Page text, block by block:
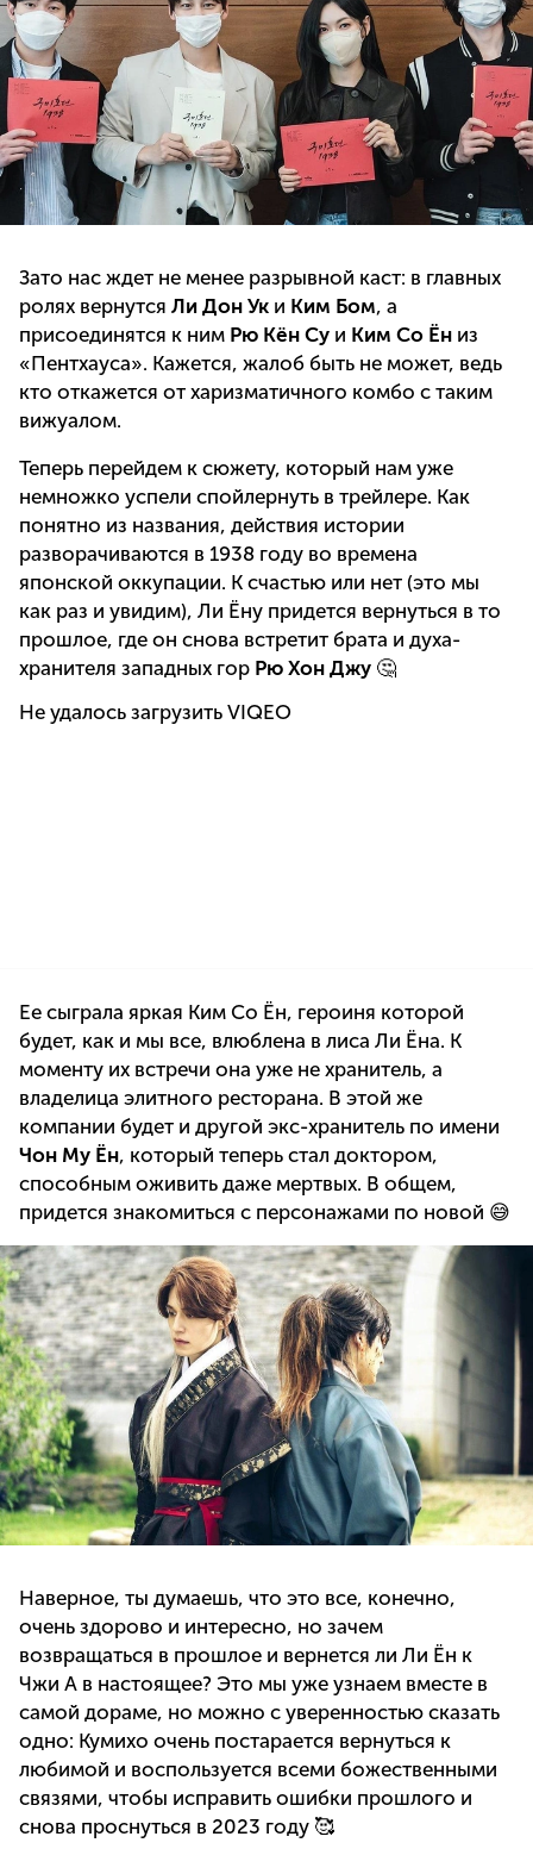
Зато нас ждет не менее разрывной каст: в главных
ролях вернутся Ли Дон Ук и Ким Бом, а
присоединятся к ним Рю Кён Су и Ким Со Ён из
«Пентхауса». Кажется, жалоб быть не может, ведь
кто откажется от харизматичного комбо с таким
вижуалом.
Теперь перейдем к сюжету, который нам уже
немножко успели спойлернуть в трейлере. Как
понятно из названия, действия истории
разворачиваются в 1938 году во времена
японской оккупации. К счастью или нет (это мы
как раз и увидим), Ли Ёну придется вернуться в то
прошлое, где он снова встретит брата и духа-
хранителя западных гор Рю Хон Джу 🤔
Не удалось загрузить VIQEO
Ее сыграла яркая Ким Со Ён, героиня которой
будет, как и мы все, влюблена в лиса Ли Ёна. К
моменту их встречи она уже не хранитель, а
владелица элитного ресторана. В этой же
компании будет и другой экс-хранитель по имени
Чон Му Ён, который теперь стал доктором,
способным оживить даже мертвых. В общем,
придется знакомиться с персонажами по новой 😅
Наверное, ты думаешь, что это все, конечно,
очень здорово и интересно, но зачем
возвращаться в прошлое и вернется ли Ли Ён к
Чжи А в настоящее? Это мы уже узнаем вместе в
самой дораме, но можно с уверенностью сказать
одно: Кумихо очень постарается вернуться к
любимой и воспользуется всеми божественными
связями, чтобы исправить ошибки прошлого и
снова проснуться в 2023 году 🥰